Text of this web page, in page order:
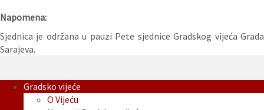
Napomena:
Sjednica je održana u pauzi Pete sjednice Gradskog vijeća Grada
Sarajeva.
Gradsko vijeće
O Vijeću